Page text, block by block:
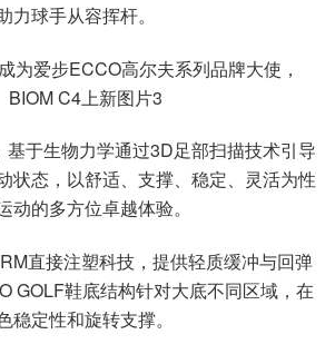
球手从容挥杆。
基于生物力学通过3D足部扫描技术引导
状态，以舒适、支撑、稳定、灵活为性
的多方位卓越体验。
直接注塑科技，提供轻质缓冲与回弹
GOLF鞋底结构针对大底不同区域，在
定性和旋转支撑。